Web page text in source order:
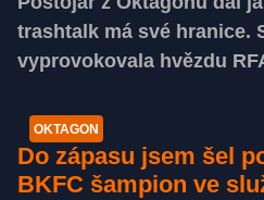
trashtalk má své hranice.
vyprovokovala hvězdu
OKTAGON
Do zápasu jsem šel
BKFC šampion ve